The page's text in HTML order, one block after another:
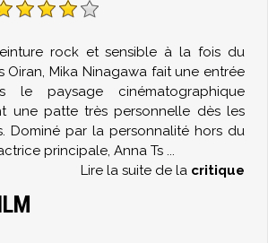
rock et sensible à la fois du
Oiran, Mika Ninagawa fait une entrée
le paysage cinématographique
une patte très personnelle dès les
Dominé par la personnalité hors du
principale, Anna Ts ...
Lire la suite de la critique